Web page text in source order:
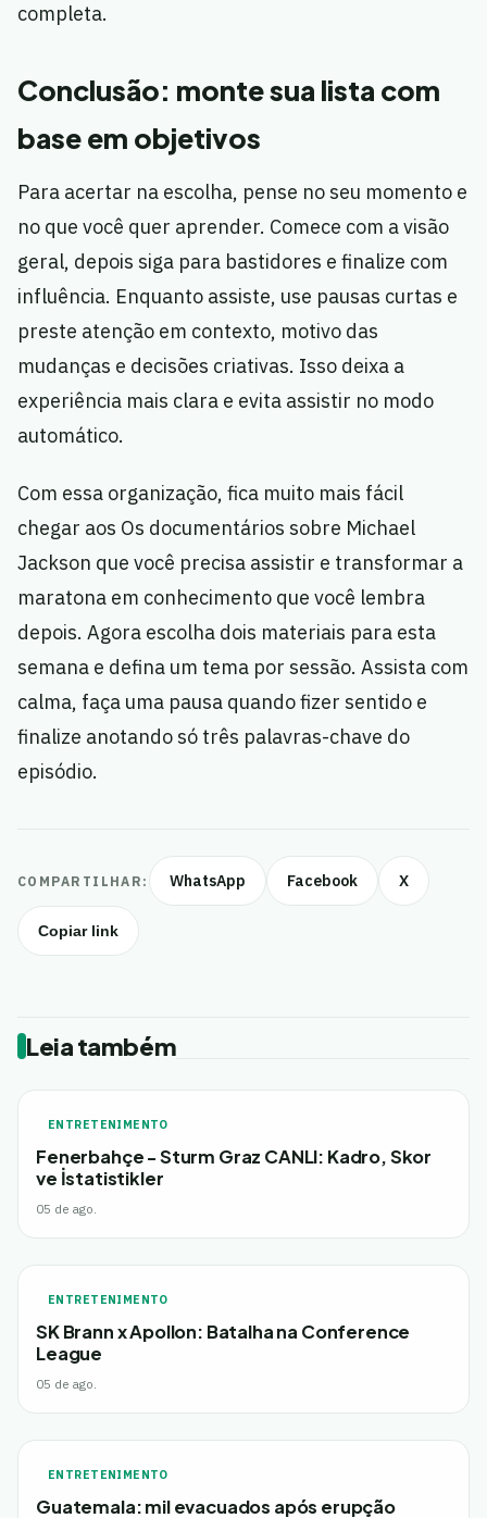
completa.
Conclusão: monte sua lista com
base em objetivos
Para acertar na escolha, pense no seu momento e
no que você quer aprender. Comece com a visão
geral, depois siga para bastidores e finalize com
influência. Enquanto assiste, use pausas curtas e
preste atenção em contexto, motivo das
mudanças e decisões criativas. Isso deixa a
experiência mais clara e evita assistir no modo
automático.
Com essa organização, fica muito mais fácil
chegar aos Os documentários sobre Michael
Jackson que você precisa assistir e transformar a
maratona em conhecimento que você lembra
depois. Agora escolha dois materiais para esta
semana e defina um tema por sessão. Assista com
calma, faça uma pausa quando fizer sentido e
finalize anotando só três palavras-chave do
episódio.
COMPARTILHAR: WhatsApp Facebook X
Copiar link
Leia também
ENTRETENIMENTO
Fenerbahçe - Sturm Graz CANLI: Kadro, Skor
ve İstatistikler
05 de ago.
ENTRETENIMENTO
SK Brann x Apollon: Batalha na Conference
League
05 de ago.
ENTRETENIMENTO
Guatemala: mil evacuados após erupção